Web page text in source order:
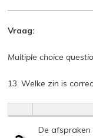
Vraag:
Multiple choice
13. Welke zin is
De